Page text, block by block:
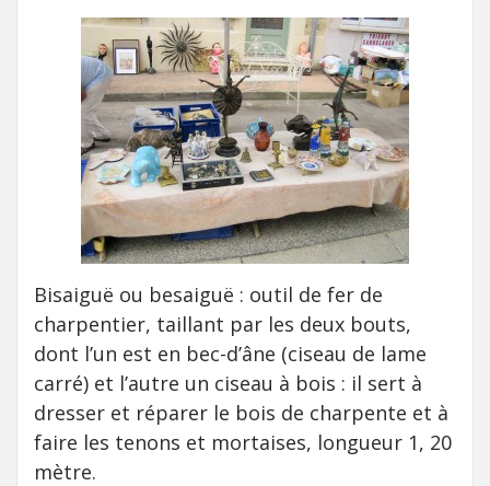
Bisaiguë ou besaiguë : outil de fer de
charpentier, taillant par les deux bouts,
dont l’un est en bec-d’âne (ciseau de lame
carré) et l’autre un ciseau à bois : il sert à
dresser et réparer le bois de charpente et à
faire les tenons et mortaises, longueur 1, 20
mètre.